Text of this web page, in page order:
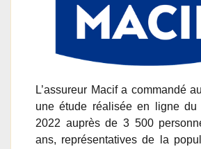
L’assureur Macif a commandé
une étude réalisée en ligne du
2022 auprès de 3 500
ans, représentatives de la